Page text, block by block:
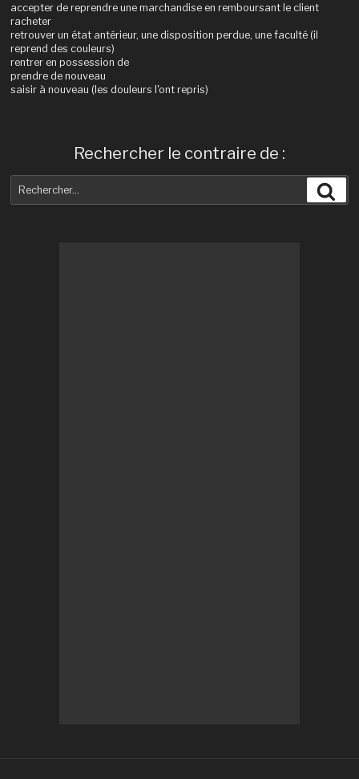
accepter de reprendre une marchandise en remboursant le client
racheter
retrouver un état antérieur, une disposition perdue, une faculté (il
reprend des couleurs)
rentrer en possession de
prendre de nouveau
saisir à nouveau (les douleurs l'ont repris)
Rechercher le contraire de :
pour